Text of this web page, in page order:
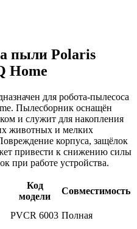
пыли Polaris
Home
для робота-пылесоса
Пылесборник оснащён
и служит для накопления
животных и мелких
корпуса, защёлок
привести к снижению силы
при работе устройства.
Код
модели
Совместимость
PVCR 6003 Полная